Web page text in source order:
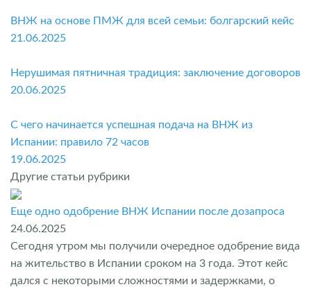
ВНЖ на основе ПМЖ для всей семьи: болгарский кейс
21.06.2025
Нерушимая пятничная традиция: заключение договоров
20.06.2025
С чего начинается успешная подача на ВНЖ из
Испании: правило 72 часов
19.06.2025
Другие статьи рубрики
Еще одно одобрение ВНЖ Испании после дозапроса
24.06.2025
Сегодня утром мы получили очередное одобрение вида
на жительство в Испании сроком на 3 года. Этот кейс
дался с некоторыми сложностями и задержками, о